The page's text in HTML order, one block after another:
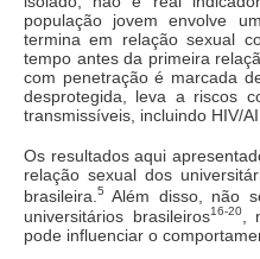
população jovem envolve
termina em relação sexual
tempo antes da primeira
com penetração é marcada
desprotegida, leva a riscos
transmissíveis, incluindo HIV/
Os resultados aqui
relação sexual dos
brasileira. 5
Além disso, não
universitários brasileiros16-20,
pode influenciar o